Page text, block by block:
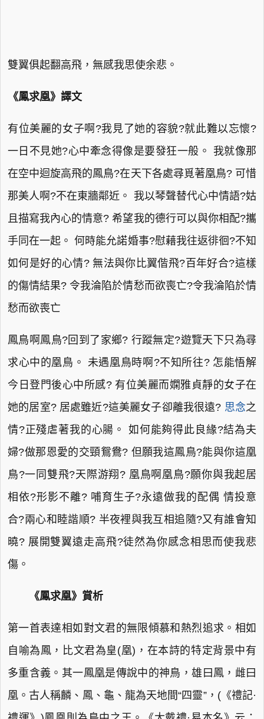
雙翼俱起翻高飛，無感我思使余悲。
《鳳求凰》譯文
有位美麗的女子啊?我見了她的容貌?就此難以忘懷?
一日不見她?心中牽念得像是要發狂一般。 我就像那
在空中迴旋高飛的鳳鳥?在天下各處尋覓著凰鳥? 可惜
那美人啊?不在東牆鄰近。 我以琴聲替代心中情語?姑
且描寫我內心的情意? 希望我的德行可以與你相配?攜
手同在一起。 何時能允諾婚事?慰藉我往返徘徊?不知
如何是好的心情? 無法與你比翼偕飛?百年好合?這樣
的傷情結果? 令我淪陷於情愁而欲喪亡?令我淪陷於情
愁而欲喪亡
鳳鳥啊鳳鳥?回到了家鄉? 行蹤無定?遊覽天下只為尋
求心中的凰鳥。 未遇凰鳥時啊?不知所往? 怎能悟解
今日登門後心中所感? 有位美麗而嫻雅貞靜的女子在
她的居室? 居處雖近?這美麗女子卻離我很遠? 思念之
情?正殘虐著我的心腸。 如何能夠得此良緣?結為夫
婦?做那恩愛的交頸鴛鴦? 但願我這鳳鳥?能與你這凰
鳥?一同雙飛?天際游翔? 凰鳥啊凰鳥?願你與我起居
相依?形影不離? 哺育生子?永遠做我的配偶 情投意
合?兩心和睦諧順? 半夜裡與我互相追隨?又有誰會知
曉? 展開雙翼遠走高飛?徒然為你感念相思而使我悲
傷。
《鳳求凰》賞析
第一首表達相如對文君的無限傾慕和熱烈追求。相如
自喻為鳳，比文君為皇(凰)，在本詩的特定背景中有
多重含義。其一鳳凰是傳說中的神鳥，雄曰鳳，雌曰
凰。古人稱麟、鳳、龜、龍為天地間“四靈”，(《禮記·